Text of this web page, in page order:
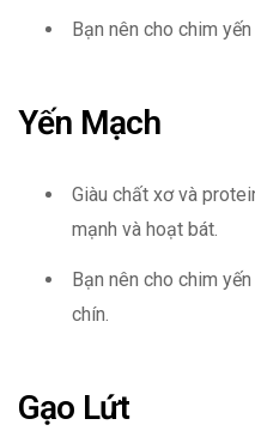
Bạn nên cho chim
Yến Mạch
Giàu chất xơ và
mạnh và hoạt bát.
Bạn nên cho chim
chín.
Gạo Lứt